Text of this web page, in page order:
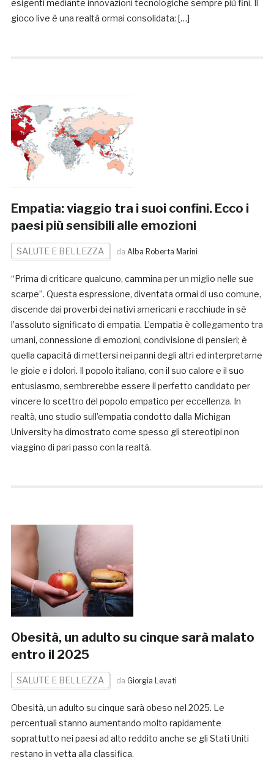
esigenti mediante innovazioni tecnologiche sempre più fini. Il
gioco live è una realtà ormai consolidata: […]
Empatia: viaggio tra i suoi confini. Ecco i
paesi più sensibili alle emozioni
SALUTE E BELLEZZA da Alba Roberta Marini
“Prima di criticare qualcuno, cammina per un miglio nelle sue
scarpe”. Questa espressione, diventata ormai di uso comune,
discende dai proverbi dei nativi americani e racchiude in sé
l’assoluto significato di empatia. L’empatia è collegamento tra
umani, connessione di emozioni, condivisione di pensieri; è
quella capacità di mettersi nei panni degli altri ed interpretarne
le gioie e i dolori. Il popolo italiano, con il suo calore e il suo
entusiasmo, sembrerebbe essere il perfetto candidato per
vincere lo scettro del popolo empatico per eccellenza. In
realtà, uno studio sull’empatia condotto dalla Michigan
University ha dimostrato come spesso gli stereotipi non
viaggino di pari passo con la realtà.
Obesità, un adulto su cinque sarà malato
entro il 2025
SALUTE E BELLEZZA da Giorgia Levati
Obesità, un adulto su cinque sarà obeso nel 2025. Le
percentuali stanno aumentando molto rapidamente
soprattutto nei paesi ad alto reddito anche se gli Stati Uniti
restano in vetta alla classifica.